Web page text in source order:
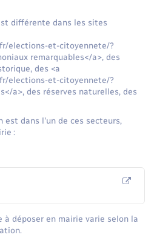
différente dans les sites
elections-et-citoyennete/?
remarquables</a>, des
des <a
elections-et-citoyennete/?
a>, des réserves naturelles, des
est dans l'un de ces secteurs,
:
déposer en mairie varie selon la